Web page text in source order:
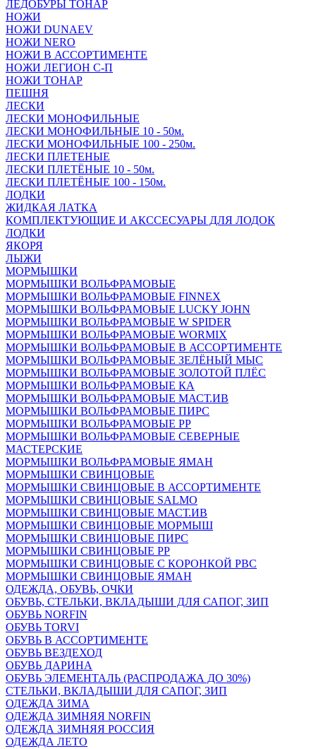
ЛЕДОБУРЫ ТОНАР
НОЖИ
НОЖИ DUNAEV
НОЖИ NERO
НОЖИ В АССОРТИМЕНТЕ
НОЖИ ЛЕГИОН С-П
НОЖИ ТОНАР
ПЕШНЯ
ЛЕСКИ
ЛЕСКИ МОНОФИЛЬНЫЕ
ЛЕСКИ МОНОФИЛЬНЫЕ 10 - 50м.
ЛЕСКИ МОНОФИЛЬНЫЕ 100 - 250м.
ЛЕСКИ ПЛЕТЕНЫЕ
ЛЕСКИ ПЛЕТЁНЫЕ 10 - 50м.
ЛЕСКИ ПЛЕТЁНЫЕ 100 - 150м.
ЛОДКИ
ЖИДКАЯ ЛАТКА
КОМПЛЕКТУЮЩИЕ И АКССЕСУАРЫ ДЛЯ ЛОДОК
ЛОДКИ
ЯКОРЯ
ЛЫЖИ
МОРМЫШКИ
МОРМЫШКИ ВОЛЬФРАМОВЫЕ
МОРМЫШКИ ВОЛЬФРАМОВЫЕ FINNEX
МОРМЫШКИ ВОЛЬФРАМОВЫЕ LUCKY JOHN
МОРМЫШКИ ВОЛЬФРАМОВЫЕ W SPIDER
МОРМЫШКИ ВОЛЬФРАМОВЫЕ WORMIX
МОРМЫШКИ ВОЛЬФРАМОВЫЕ В АССОРТИМЕНТЕ
МОРМЫШКИ ВОЛЬФРАМОВЫЕ ЗЕЛЁНЫЙ МЫС
МОРМЫШКИ ВОЛЬФРАМОВЫЕ ЗОЛОТОЙ ПЛЁС
МОРМЫШКИ ВОЛЬФРАМОВЫЕ КА
МОРМЫШКИ ВОЛЬФРАМОВЫЕ МАСТ.ИВ
МОРМЫШКИ ВОЛЬФРАМОВЫЕ ПИРС
МОРМЫШКИ ВОЛЬФРАМОВЫЕ РР
МОРМЫШКИ ВОЛЬФРАМОВЫЕ СЕВЕРНЫЕ
МАСТЕРСКИЕ
МОРМЫШКИ ВОЛЬФРАМОВЫЕ ЯМАН
МОРМЫШКИ СВИНЦОВЫЕ
МОРМЫШКИ СВИНЦОВЫЕ В АССОРТИМЕНТЕ
МОРМЫШКИ СВИНЦОВЫЕ SALMO
МОРМЫШКИ СВИНЦОВЫЕ МАСТ.ИВ
МОРМЫШКИ СВИНЦОВЫЕ МОРМЫШ
МОРМЫШКИ СВИНЦОВЫЕ ПИРС
МОРМЫШКИ СВИНЦОВЫЕ РР
МОРМЫШКИ СВИНЦОВЫЕ С КОРОНКОЙ РВС
МОРМЫШКИ СВИНЦОВЫЕ ЯМАН
ОДЕЖДА, ОБУВЬ, ОЧКИ
ОБУВЬ, СТЕЛЬКИ, ВКЛАДЫШИ ДЛЯ САПОГ, ЗИП
ОБУВЬ NORFIN
ОБУВЬ TORVI
ОБУВЬ В АССОРТИМЕНТЕ
ОБУВЬ ВЕЗДЕХОД
ОБУВЬ ДАРИНА
ОБУВЬ ЭЛЕМЕНТАЛЬ (РАСПРОДАЖА ДО 30%)
СТЕЛЬКИ, ВКЛАДЫШИ ДЛЯ САПОГ, ЗИП
ОДЕЖДА ЗИМА
ОДЕЖДА ЗИМНЯЯ NORFIN
ОДЕЖДА ЗИМНЯЯ РОССИЯ
ОДЕЖДА ЛЕТО